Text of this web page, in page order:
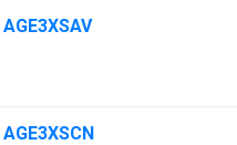
AGE3XSAV
AGE3XSCN